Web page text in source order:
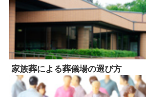
家族葬による葬儀場の選び方